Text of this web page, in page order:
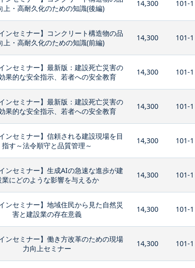
上・高耐久化のための知識(後編)
14,300 101-1
インセミナー】コンクリート構造物の品
上・高耐久化のための知識(前編)
14,300 101-1
インセミナー】最新版：建設死亡災害の
果的な安全指示、若者への安全教育
14,300 101-1
インセミナー】最新版：建設死亡災害の
果的な安全指示、若者への安全教育
14,300 101-1
ンセミナー】信頼される建設現場を目
指す～法令順守と品質管理～
14,300 101-1
インセミナー】生成AIの急速な進歩が建
業にどのような影響を与えるか
14,300 101-1
ンセミナー】地域住民から見た自然災
害と建設業の存在意義
14,300 101-1
インセミナー】働き方改革のための現場
力向上セミナー
14,300 101-1